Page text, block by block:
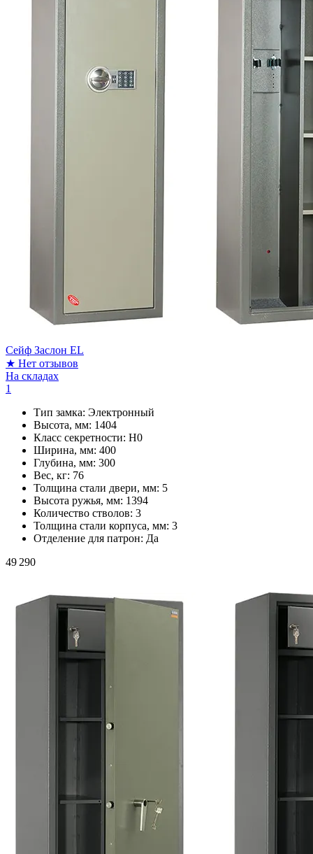
Сейф Заслон EL
★ Нет отзывов
На складах
1
Тип замка: Электронный
Высота, мм: 1404
Класс секретности: H0
Ширина, мм: 400
Глубина, мм: 300
Вес, кг: 76
Толщина стали двери, мм: 5
Высота ружья, мм: 1394
Количество стволов: 3
Толщина стали корпуса, мм: 3
Отделение для патрон: Да
49 290